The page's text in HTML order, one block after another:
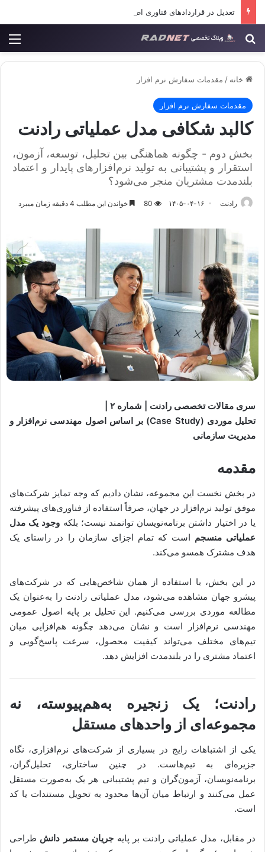
تعدیل در قراردادهای فناوری اطلاعات
جستجو برای
خانه / مقدمات سفارش نرم افزار
مقدمات سفارش نرم افزار
کالبد شکافی مدل عملیاتی رادنت
بخش دوم - چگونه هماهنگی بین تحلیل، توسعه، آزمون،
استقرار و پشتیبانی به تولید نرم‌افزارهای پایدار و اعتماد
بلندمدت مشتریان منجر می‌شود؟
رادنت ۱۴۰۵-۰۴-۱۶ 80 خواندن این مطلب 4 دقیقه زمان میبرد
سری مقالات تخصصی رادنت | شماره ۲ |
تحلیل موردی (Case Study) بر اساس اصول مهندسی نرم‌افزار و
مدیریت سازمانی
مقدمه
در بخش نخست این مجموعه، نشان دادیم که وجه تمایز شرکت‌های
موفق تولید نرم‌افزار در جهان، صرفاً استفاده از فناوری‌های پیشرفته
یا در اختیار داشتن برنامه‌نویسان توانمند نیست؛ بلکه وجود یک مدل
عملیاتی منسجم است که تمام اجزای سازمان را در راستای یک
هدف مشترک همسو می‌کند.
در این بخش، با استفاده از همان شاخص‌هایی که در شرکت‌های
پیشرو جهان مشاهده می‌شود، مدل عملیاتی رادنت را به‌عنوان یک
مطالعه موردی بررسی می‌کنیم. این تحلیل بر پایه اصول عمومی
مهندسی نرم‌افزار است و نشان می‌دهد چگونه هم‌افزایی میان
تیم‌های مختلف می‌تواند کیفیت محصول، سرعت پاسخ‌گویی و
اعتماد مشتری را در بلندمدت افزایش دهد.
رادنت؛ یک زنجیره به‌هم‌پیوسته، نه
مجموعه‌ای از واحدهای مستقل
یکی از اشتباهات رایج در بسیاری از شرکت‌های نرم‌افزاری، نگاه
جزیره‌ای به تیم‌هاست. در چنین ساختاری، تحلیل‌گران،
برنامه‌نویسان، آزمون‌گران و تیم پشتیبانی هر یک به‌صورت مستقل
عمل می‌کنند و ارتباط میان آن‌ها محدود به تحویل مستندات یا کد
است.
در مقابل، مدل عملیاتی رادنت بر پایه جریان مستمر دانش طراحی